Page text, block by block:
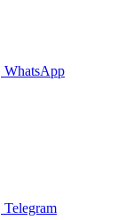
WhatsApp
Telegram